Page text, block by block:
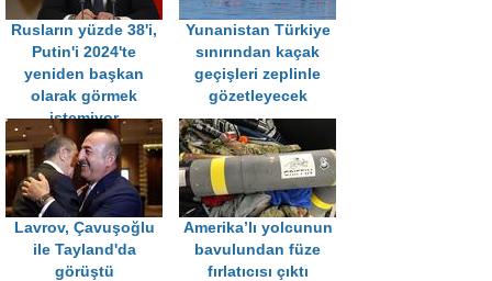
Rusların yüzde 38'i,
Putin'i 2024'te
yeniden başkan
olarak görmek
istemiyor
Yunanistan Türkiye
sınırından kaçak
geçişleri zeplinle
gözetleyecek
Lavrov, Çavuşoğlu
ile Tayland'da
görüştü
Amerika’lı yolcunun
bavulundan füze
fırlatıcısı çıktı